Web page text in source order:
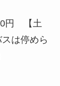
円 【土
は停めら